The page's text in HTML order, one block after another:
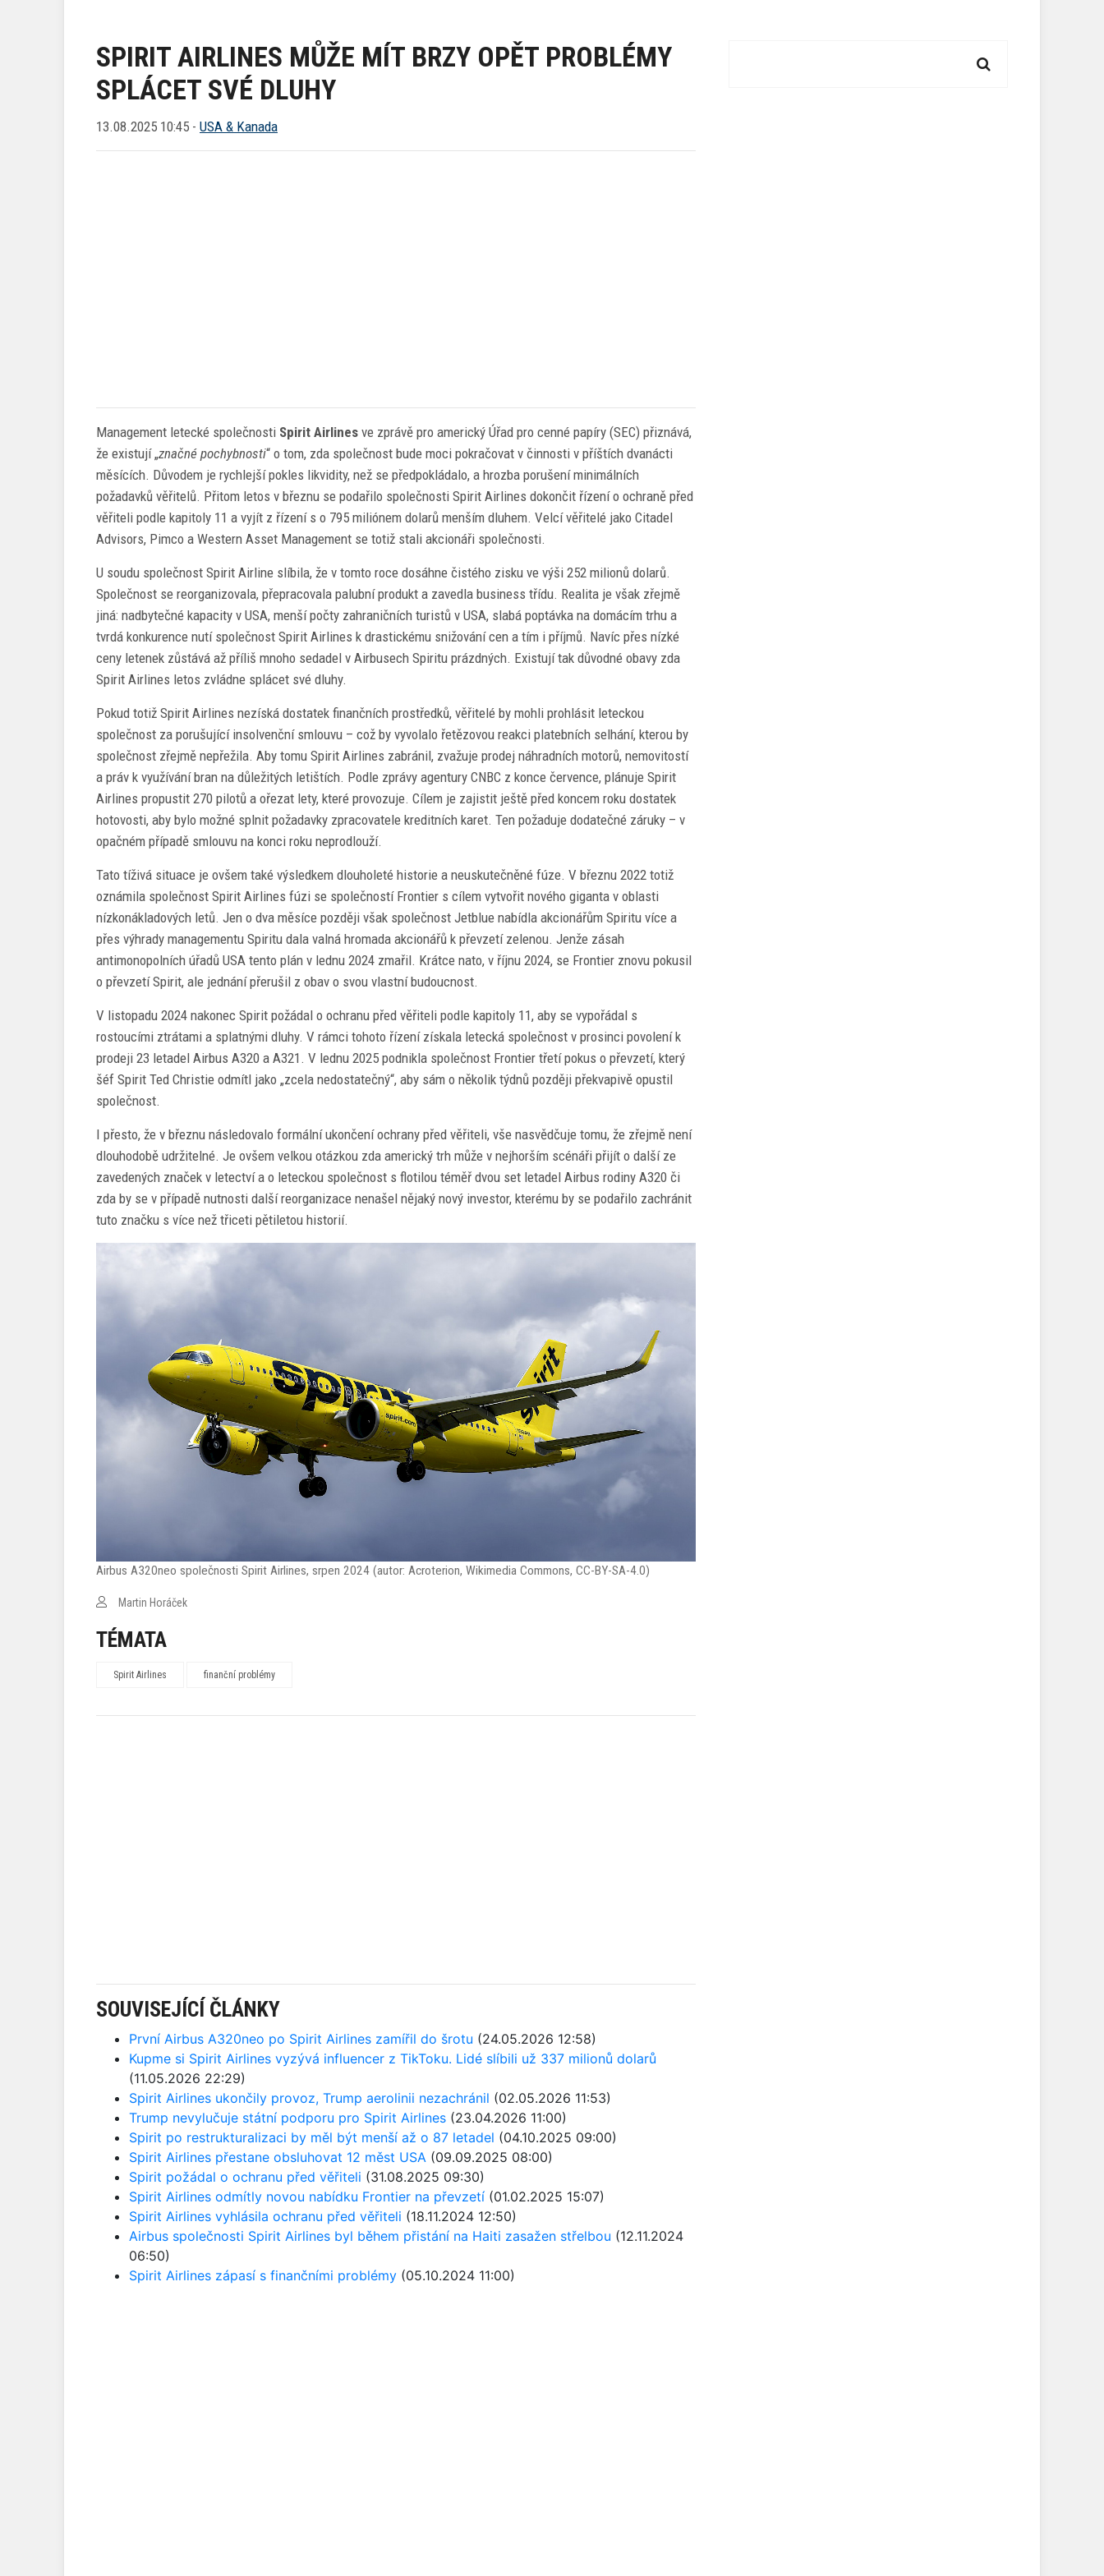
SPIRIT AIRLINES MŮŽE MÍT BRZY OPĚT PROBLÉMY
SPLÁCET SVÉ DLUHY
13.08.2025 10:45 - USA & Kanada
Management letecké společnosti Spirit Airlines ve zprávě pro americký Úřad pro cenné papíry (SEC) přiznává,
že existují „značné pochybnosti“ o tom, zda společnost bude moci pokračovat v činnosti v příštích dvanácti
měsících. Důvodem je rychlejší pokles likvidity, než se předpokládalo, a hrozba porušení minimálních
požadavků věřitelů. Přitom letos v březnu se podařilo společnosti Spirit Airlines dokončit řízení o ochraně před
věřiteli podle kapitoly 11 a vyjít z řízení s o 795 miliónem dolarů menším dluhem. Velcí věřitelé jako Citadel
Advisors, Pimco a Western Asset Management se totiž stali akcionáři společnosti.
U soudu společnost Spirit Airline slíbila, že v tomto roce dosáhne čistého zisku ve výši 252 milionů dolarů.
Společnost se reorganizovala, přepracovala palubní produkt a zavedla business třídu. Realita je však zřejmě
jiná: nadbytečné kapacity v USA, menší počty zahraničních turistů v USA, slabá poptávka na domácím trhu a
tvrdá konkurence nutí společnost Spirit Airlines k drastickému snižování cen a tím i příjmů. Navíc přes nízké
ceny letenek zůstává až příliš mnoho sedadel v Airbusech Spiritu prázdných. Existují tak důvodné obavy zda
Spirit Airlines letos zvládne splácet své dluhy.
Pokud totiž Spirit Airlines nezíská dostatek finančních prostředků, věřitelé by mohli prohlásit leteckou
společnost za porušující insolvenční smlouvu – což by vyvolalo řetězovou reakci platebních selhání, kterou by
společnost zřejmě nepřežila. Aby tomu Spirit Airlines zabránil, zvažuje prodej náhradních motorů, nemovitostí
a práv k využívání bran na důležitých letištích. Podle zprávy agentury CNBC z konce července, plánuje Spirit
Airlines propustit 270 pilotů a ořezat lety, které provozuje. Cílem je zajistit ještě před koncem roku dostatek
hotovosti, aby bylo možné splnit požadavky zpracovatele kreditních karet. Ten požaduje dodatečné záruky – v
opačném případě smlouvu na konci roku neprodlouží.
Tato tíživá situace je ovšem také výsledkem dlouholeté historie a neuskutečněné fúze. V březnu 2022 totiž
oznámila společnost Spirit Airlines fúzi se společností Frontier s cílem vytvořit nového giganta v oblasti
nízkonákladových letů. Jen o dva měsíce později však společnost Jetblue nabídla akcionářům Spiritu více a
přes výhrady managementu Spiritu dala valná hromada akcionářů k převzetí zelenou. Jenže zásah
antimonopolních úřadů USA tento plán v lednu 2024 zmařil. Krátce nato, v říjnu 2024, se Frontier znovu pokusil
o převzetí Spirit, ale jednání přerušil z obav o svou vlastní budoucnost.
V listopadu 2024 nakonec Spirit požádal o ochranu před věřiteli podle kapitoly 11, aby se vypořádal s
rostoucími ztrátami a splatnými dluhy. V rámci tohoto řízení získala letecká společnost v prosinci povolení k
prodeji 23 letadel Airbus A320 a A321. V lednu 2025 podnikla společnost Frontier třetí pokus o převzetí, který
šéf Spirit Ted Christie odmítl jako „zcela nedostatečný“, aby sám o několik týdnů později překvapivě opustil
společnost.
I přesto, že v březnu následovalo formální ukončení ochrany před věřiteli, vše nasvědčuje tomu, že zřejmě není
dlouhodobě udržitelné. Je ovšem velkou otázkou zda americký trh může v nejhorším scénáři přijít o další ze
zavedených značek v letectví a o leteckou společnost s flotilou téměř dvou set letadel Airbus rodiny A320 či
zda by se v případě nutnosti další reorganizace nenašel nějaký nový investor, kterému by se podařilo zachránit
tuto značku s více než třiceti pětiletou historií.
Airbus A320neo společnosti Spirit Airlines, srpen 2024 (autor: Acroterion, Wikimedia Commons, CC-BY-SA-4.0)
Martin Horáček
TÉMATA
Spirit Airlines finanční problémy
SOUVISEJÍCÍ ČLÁNKY
První Airbus A320neo po Spirit Airlines zamířil do šrotu (24.05.2026 12:58)
Kupme si Spirit Airlines vyzývá influencer z TikToku. Lidé slíbili už 337 milionů dolarů
(11.05.2026 22:29)
Spirit Airlines ukončily provoz, Trump aerolinii nezachránil (02.05.2026 11:53)
Trump nevylučuje státní podporu pro Spirit Airlines (23.04.2026 11:00)
Spirit po restrukturalizaci by měl být menší až o 87 letadel (04.10.2025 09:00)
Spirit Airlines přestane obsluhovat 12 měst USA (09.09.2025 08:00)
Spirit požádal o ochranu před věřiteli (31.08.2025 09:30)
Spirit Airlines odmítly novou nabídku Frontier na převzetí (01.02.2025 15:07)
Spirit Airlines vyhlásila ochranu před věřiteli (18.11.2024 12:50)
Airbus společnosti Spirit Airlines byl během přistání na Haiti zasažen střelbou (12.11.2024
06:50)
Spirit Airlines zápasí s finančními problémy (05.10.2024 11:00)